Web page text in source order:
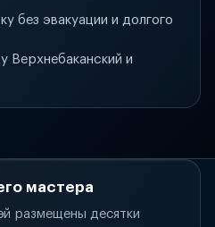
без эвакуации и долгого
Верхнебаканский и
мастера
размещены десятки